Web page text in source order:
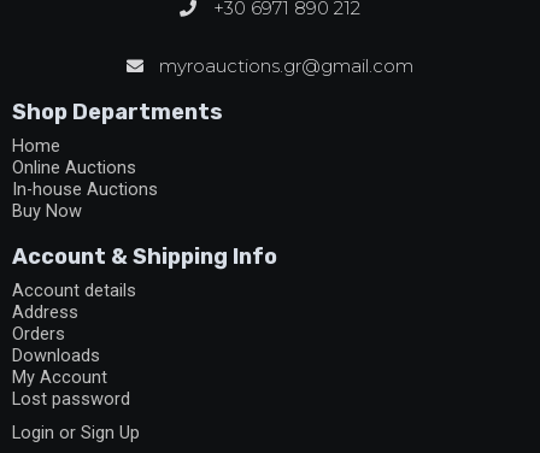
+30 6971 890 212
myroauctions.gr@gmail.com
Shop Departments
Home
Online Auctions
In-house Auctions
Buy Now
Account & Shipping Info
Account details
Address
Orders
Downloads
My Account
Lost password
Login or Sign Up